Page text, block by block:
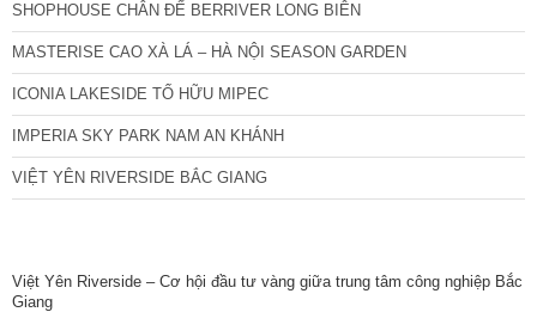
SHOPHOUSE CHÂN ĐẾ BERRIVER LONG BIÊN
MASTERISE CAO XÀ LÁ – HÀ NỘI SEASON GARDEN
ICONIA LAKESIDE TỐ HỮU MIPEC
IMPERIA SKY PARK NAM AN KHÁNH
VIỆT YÊN RIVERSIDE BẮC GIANG
Việt Yên Riverside – Cơ hội đầu tư vàng giữa trung tâm công nghiệp Bắc
Giang